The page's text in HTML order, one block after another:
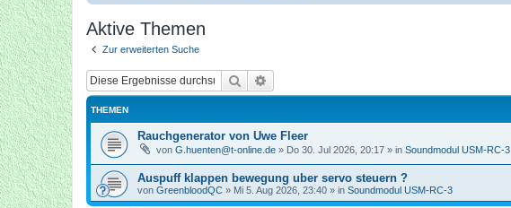
Aktive Themen
Zur erweiterten Suche
Suche
THEMEN
Rauchgenerator von Uwe Fleer
von G.huenten@t-online.de » Do 30. Jul 2026, 20:17 » in Soundmodul USM-RC-3
Auspuff klappen bewegung uber servo steuern ?
von GreenbloodQC » Mi 5. Aug 2026, 23:40 » in Soundmodul USM-RC-3